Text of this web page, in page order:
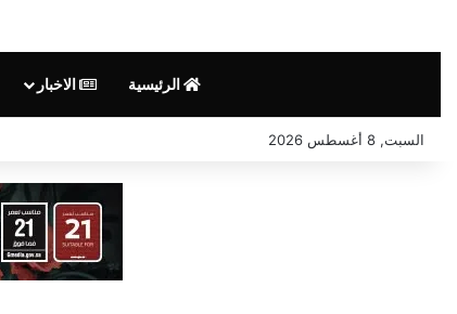
الرئيسية الاخبار
السبت, 8 أغسطس 2026